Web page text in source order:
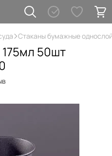
Стаканы бумажные
175мл 50шт